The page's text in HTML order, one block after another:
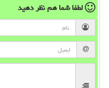
لطفا شما همنظر دهید